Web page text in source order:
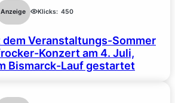
Anzeige Klicks: 450
Veranstaltungs-Sommer
Konzert am 4. Juli,
Bismarck-Lauf gestartet